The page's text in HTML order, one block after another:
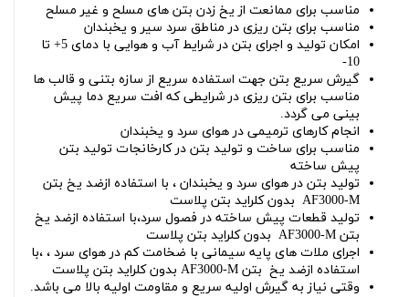
مناسب برای ممانعت از یخ زدن بتن های مسلح و غیر مسلح
مناسب برای بتن ریزی در مناطق سرد سیر و یخبندان
امکان تولید و اجرای بتن در شرایط آب و هوایی با دمای 5+ تا
10-
گیرش سریع بتن جهت استفاده سریع از سازه بتنی و قالب ها
مناسب برای بتن ریزی در شرایطی که افت سریع دما پیش
بینی می گردد.
انجام کارهای ترمیمی در هوای سرد و یخبندان
مناسب برای ساخت و تولید بتن در کارخانجات تولید بتن
پیش ساخته
تولید بتن در هوای سرد و یخبندان ، با استفاده ازضد یخ بتن
AF3000-M بدون کلراید بتن پلاست
تولید قطعات پیش ساخته در فصول سرد،با استفاده ازضد یخ
بتن AF3000-M بدون کلراید بتن پلاست
اجرای ملات های پایه سیمانی با ضخامت کم در هوای سرد ، ،با
استفاده ازضد یخ بتن AF3000-M بدون کلراید بتن پلاست
وقتی نیاز به گیرش اولیه سریع و مقاومت اولیه بالا می باشد.